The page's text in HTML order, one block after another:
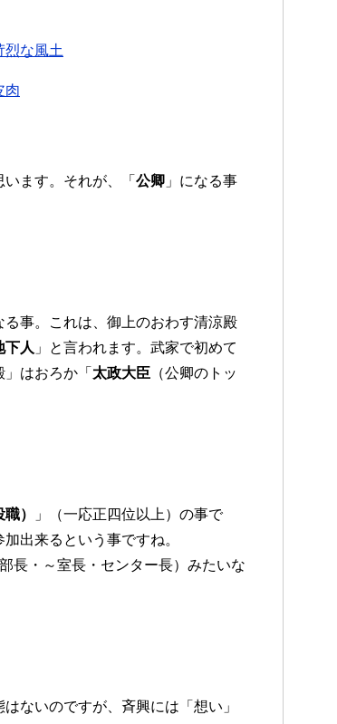
な風土
肉
ます。それが、「 公卿 」になる事
る事。これは、御上のおわす清涼殿
下人 」と言われます。武家で初めて
はおろか「 太政大臣 （公卿のトッ
）
」（一応正四位以上）の事で
出来るという事ですね。
長・～室長・センター長）みたいな
ないのですが、斉興には「想い」